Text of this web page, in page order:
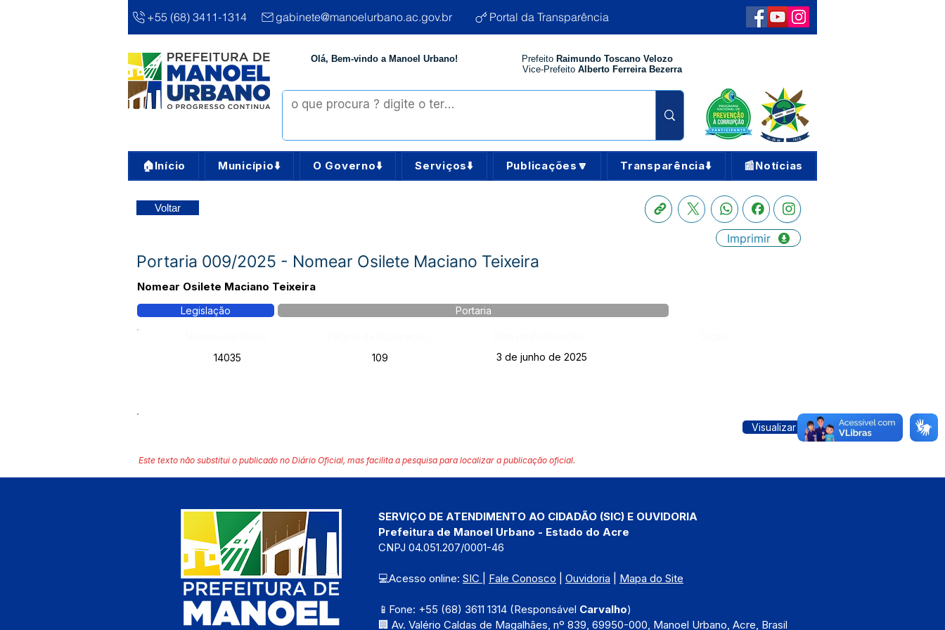
+55 (68) 3411-1314 gabinete@manoelurbano.ac.gov.br Portal da Transparência
Olá, Bem-vindo a Manoel Urbano! Prefeito Raimundo Toscano Velozo
Vice-Prefeito Alberto Ferreira Bezerra
🏠Início Município⬇️ O Governo⬇️ Serviços⬇️ Publicações🔽 Transparência⬇️ 📰Notícias
Voltar
Imprimir
Portaria 009/2025 - Nomear Osilete Maciano Teixeira
Nomear Osilete Maciano Teixeira
Legislação Portaria
14035
109 3 de junho de 2025
Visualizar
Este texto não substitui o publicado no Diário Oficial, mas facilita a pesquisa para localizar a publicação oficial.
SERVIÇO DE ATENDIMENTO AO CIDADÃO (SIC) E OUVIDORIA
Prefeitura de Manoel Urbano - Estado do Acre
CNPJ 04.051.207/0001-46
💻Acesso online: SIC Fale Conosco Ouvidoria Mapa do Site
📱Fone: +55 (68) 3611 1314 (Responsável Carvalho)
🏢 Av. Valério Caldas de Magalhães, nº 839, 69950-000, Manoel Urbano, Acre, Brasil